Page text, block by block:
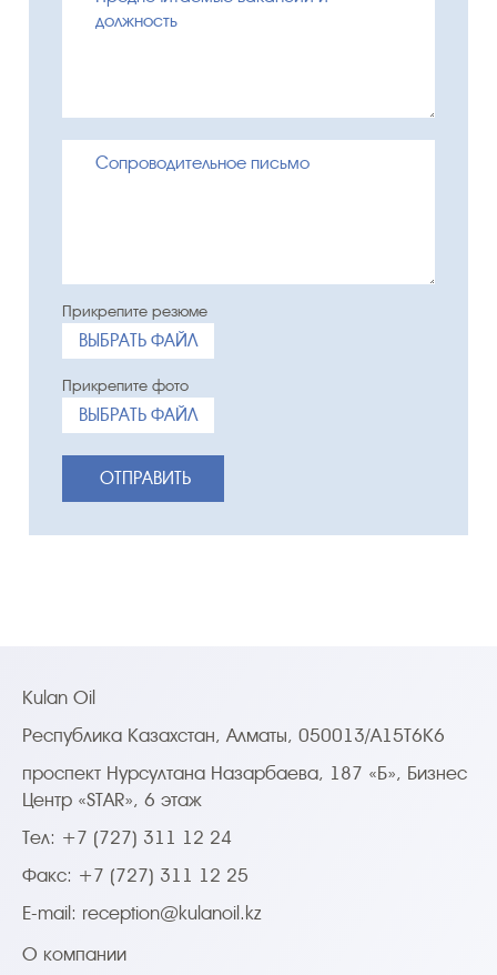
ВЫБРАТЬ ФАЙЛ
ВЫБРАТЬ ФАЙЛ
Kulan Oil
Республика Казахстан, Алматы, 050013/A15T6K6
проспект Нурсултана Назарбаева, 187 «Б», Бизнес
Центр «STAR», 6 этаж
Тел: +7 (727) 311 12 24
Факс: +7 (727) 311 12 25
E-mail: reception@kulanoil.kz
О компании